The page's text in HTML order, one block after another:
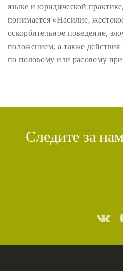
языке и юридической
понимается «Насилие,
оскорбительное поведение,
положением, а также
по половому или расовому
Следите за